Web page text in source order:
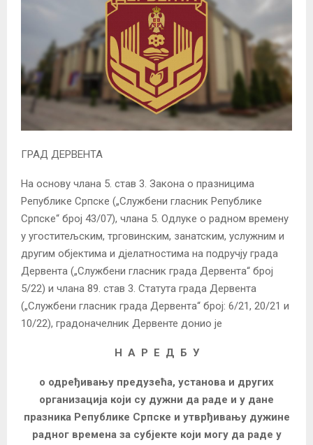
ГРАД ДЕРВЕНТА
На основу члана 5. став 3. Закона о празницима
Републике Српске („Службени гласник Републике
Српске“ број 43/07), члана 5. Одлуке о радном времену
у угоститељским, трговинским, занатским, услужним и
другим објектима и дјелатностима на подручју града
Дервента („Службени гласник града Дервента“ број
5/22) и члана 89. став 3. Статута града Дервента
(„Службени гласник града Дервента“ број: 6/21, 20/21 и
10/22), градоначелник Дервенте донио је
Н А Р Е Д Б У
о одређивању предузећа, установа и других
организација који су дужни да раде и у дане
празника Републике Српске и утврђивању дужине
радног времена за субјекте који могу да раде у